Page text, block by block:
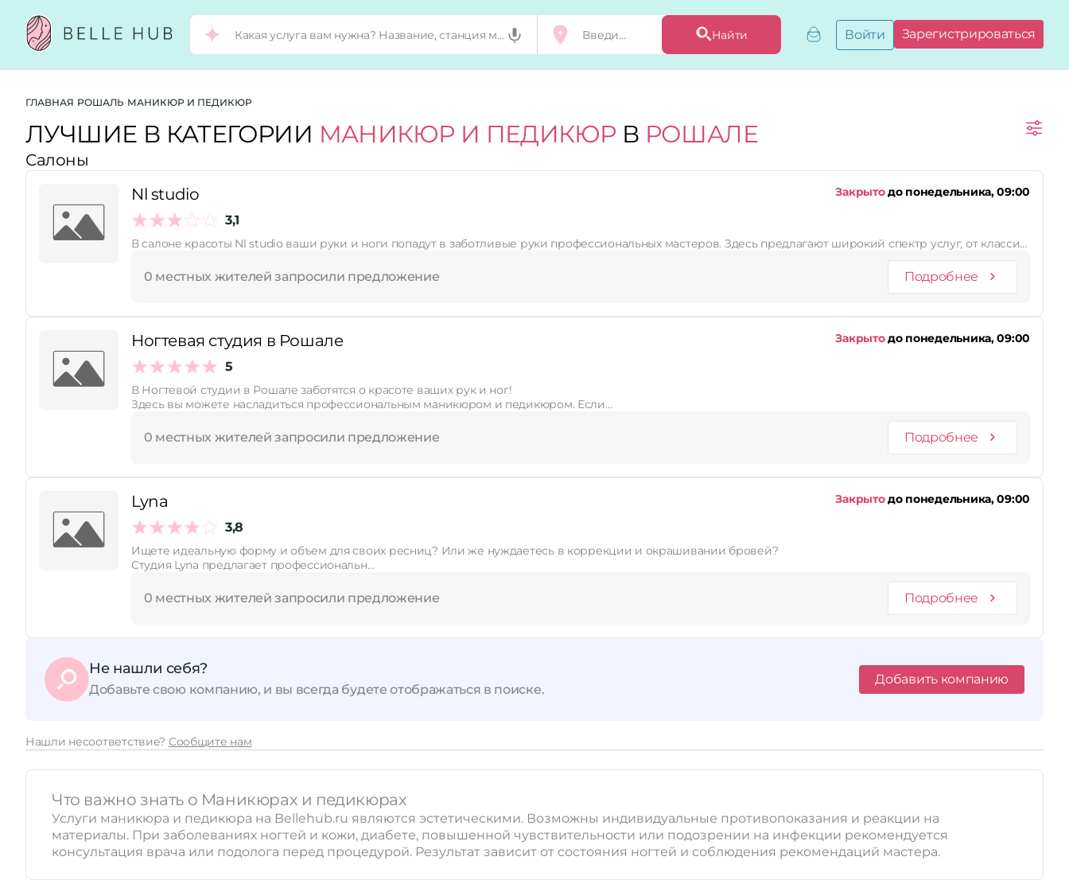
Найти
Добавить,
Сертификаты
Войти Зарегистрироваться
Город:
Категории:
Рейтинг:
Принимает сертификаты
Сбросить
ГЛАВНАЯ РОШАЛЬ МАНИКЮР И ПЕДИКЮР
ЛУЧШИЕ В КАТЕГОРИИ МАНИКЮР И ПЕДИКЮР В РОШАЛЕ
Салоны
Nl studio
3,1
Закрытодо понедельника, 09:00
В салоне красоты Nl studio ваши руки и ноги попадут в заботливые руки профессиональных мастеров. Здесь предлагают широкий спектр услуг, от класси…
0 местных жителей запросили предложение Подробнее
Ногтевая студия в Рошале
5
Закрытодо понедельника, 09:00
В Ногтевой студии в Рошале заботятся о красоте ваших рук и ног!
Здесь вы можете насладиться профессиональным маникюром и педикюром. Если…
0 местных жителей запросили предложение Подробнее
Lyna
3,8
Закрытодо понедельника, 09:00
Ищете идеальную форму и объем для своих ресниц? Или же нуждаетесь в коррекции и окрашивании бровей?
Студия Lyna предлагает профессиональн…
0 местных жителей запросили предложение Подробнее
Не нашли себя?
Добавьте свою компанию, и вы всегда будете отображаться в поиске.
Добавить компанию
Нашли несоответствие? Сообщите нам
Что важно знать о Маникюрах и педикюрах
Услуги маникюра и педикюра на Bellehub.ru являются эстетическими. Возможны индивидуальные противопоказания и реакции на
материалы. При заболеваниях ногтей и кожи, диабете, повышенной чувствительности или подозрении на инфекции рекомендуется
консультация врача или подолога перед процедурой. Результат зависит от состояния ногтей и соблюдения рекомендаций мастера.